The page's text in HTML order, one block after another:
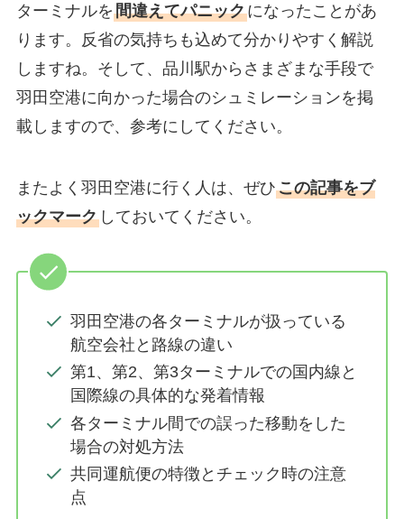
ターミナルを間違えてパニックになったことがあ
ります。反省の気持ちも込めて分かりやすく解説
しますね。そして、品川駅からさまざまな手段で
羽田空港に向かった場合のシュミレーションを掲
載しますので、参考にしてください。
またよく羽田空港に行く人は、ぜひこの記事をブ
ックマークしておいてください。
羽田空港の各ターミナルが扱っている
航空会社と路線の違い
第1、第2、第3ターミナルでの国内線と
国際線の具体的な発着情報
各ターミナル間での誤った移動をした
場合の対処方法
共同運航便の特徴とチェック時の注意
点